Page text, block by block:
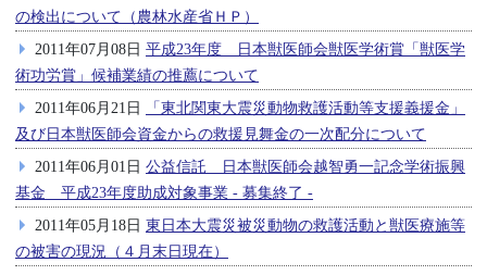
の検出について（農林水産省ＨＰ）
2011年07月08日 平成23年度 日本獣医師会獣医学術賞「獣医学
術功労賞」候補業績の推薦について
2011年06月21日
「東北関東大震災動物救護活動等支援義援金」
及び日本獣医師会資金からの救援見舞金の一次配分について
2011年06月01日 公益信託 日本獣医師会越智勇一記念学術振興
基金 平成23年度助成対象事業 - 募集終了 -
2011年05月18日 東日本大震災被災動物の救護活動と獣医療施等
の被害の現況（４月末日現在）